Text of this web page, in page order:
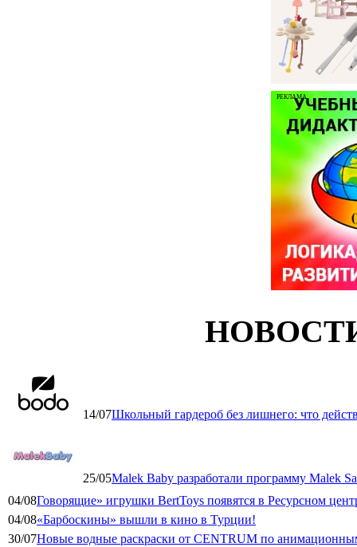
РЕКЛАМА
14/07Школьный гардероб без лишнего: что
25/05Malek Baby разработали программу Malek
04/08Говорящие» игрушки BertToys появятся в Ресурсном
04/08«Барбоскины» вышли в кино в Турции!
30/07Новые водные раскраски от CENTRUM по